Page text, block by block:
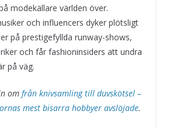
modekällare världen över.
och influencers dyker plötsligt
på prestigefyllda runway-shows,
och får fashioninsiders att undra
på väg.
om från knivsamling till duvskötsel –
mest bisarra hobbyer avslöjade.